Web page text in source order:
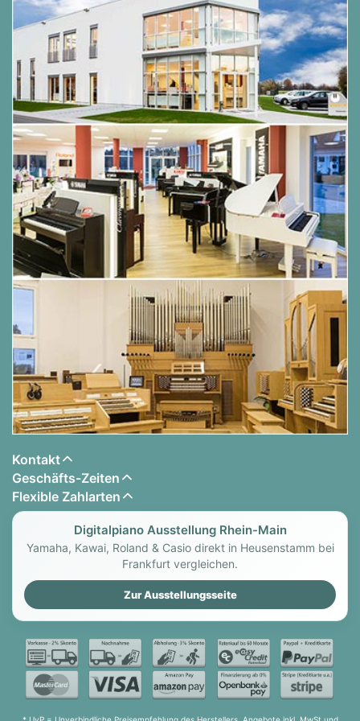
Kontakt
Geschäfts-Zeiten
Flexible Zahlarten
Digitalpiano Ausstellung Rhein-Main
Yamaha, Kawai, Roland & Casio direkt in Heusenstamm bei
Frankfurt vergleichen.
Zur Ausstellungsseite